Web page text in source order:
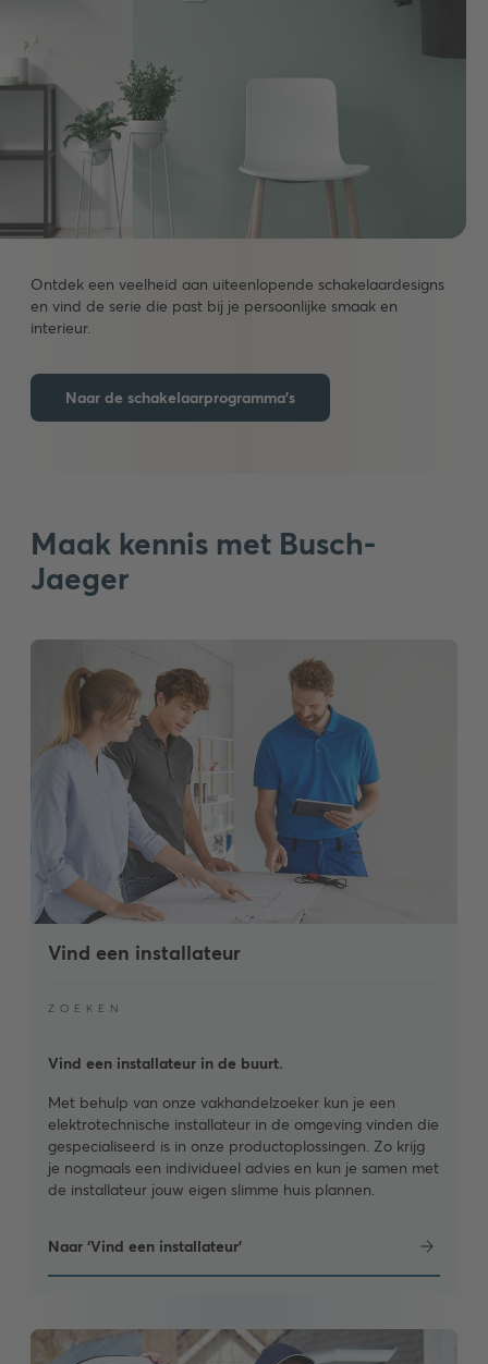
Ontdek een veelheid aan uiteenlopende schakelaardesigns
en vind de serie die past bij je persoonlijke smaak en
interieur.
Naar de schakelaarprogramma's
Maak kennis met Busch-
Jaeger
Vind een installateur
ZOEKEN
Vind een installateur in de buurt.
Met behulp van onze vakhandelzoeker kun je een
elektrotechnische installateur in de omgeving vinden die
gespecialiseerd is in onze productoplossingen. Zo krijg
je nogmaals een individueel advies en kun je samen met
de installateur jouw eigen slimme huis plannen.
Naar ‘Vind een installateur’